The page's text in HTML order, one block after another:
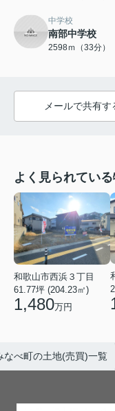
中学校
南部中学校
2598ｍ（33分）
メールで共有す
よく見られてい
和歌山市西浜３丁目
61.77坪 (204.23㎡)
1,480万円
なべ町の土地(売買)一覧